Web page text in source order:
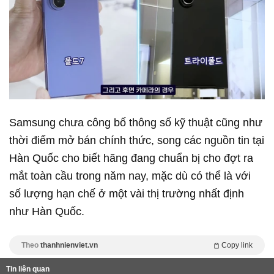
Samsung chưa công bố thông số kỹ thuật cũng như
thời điểm mở bán chính thức, song các nguồn tin tại
Hàn Quốc cho biết hãng đang chuẩn bị cho đợt ra
mắt toàn cầu trong năm nay, mặc dù có thể là với
số lượng hạn chế ở một vài thị trường nhất định
như Hàn Quốc.
Theo thanhnienviet.vn Copy link
Tin liên quan